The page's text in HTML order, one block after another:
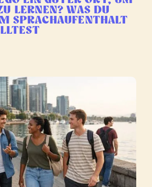
LERNEN? WAS DU
SPRACHAUFENTHALT